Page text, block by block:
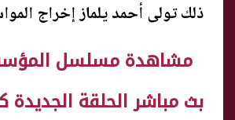
ذلك تولى أحمد يلماز إخراج
مشاهدة مسلسل
بث مباشر الحلقة الجديدة